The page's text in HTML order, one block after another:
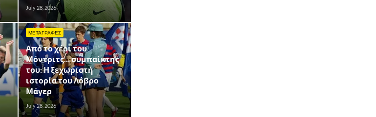
July 28, 2026
ΜΕΤΑΓΡΑΦΕΣ
Από το χέρι του
Μόντριτς… συμπαίκτης
του: Η ξεχωριστή
ιστορία του Λόβρο
Μάγερ
July 28, 2026